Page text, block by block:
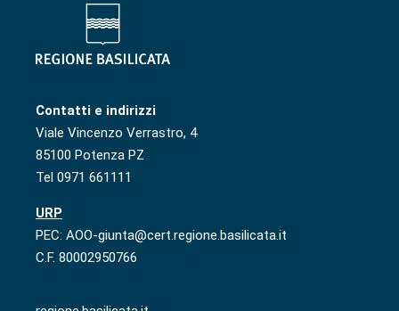
Contatti e indirizzi
Viale Vincenzo Verrastro, 4
85100 Potenza PZ
Tel 0971 661111
URP
PEC: AOO-giunta@cert.regione.basilicata.it
C.F. 80002950766